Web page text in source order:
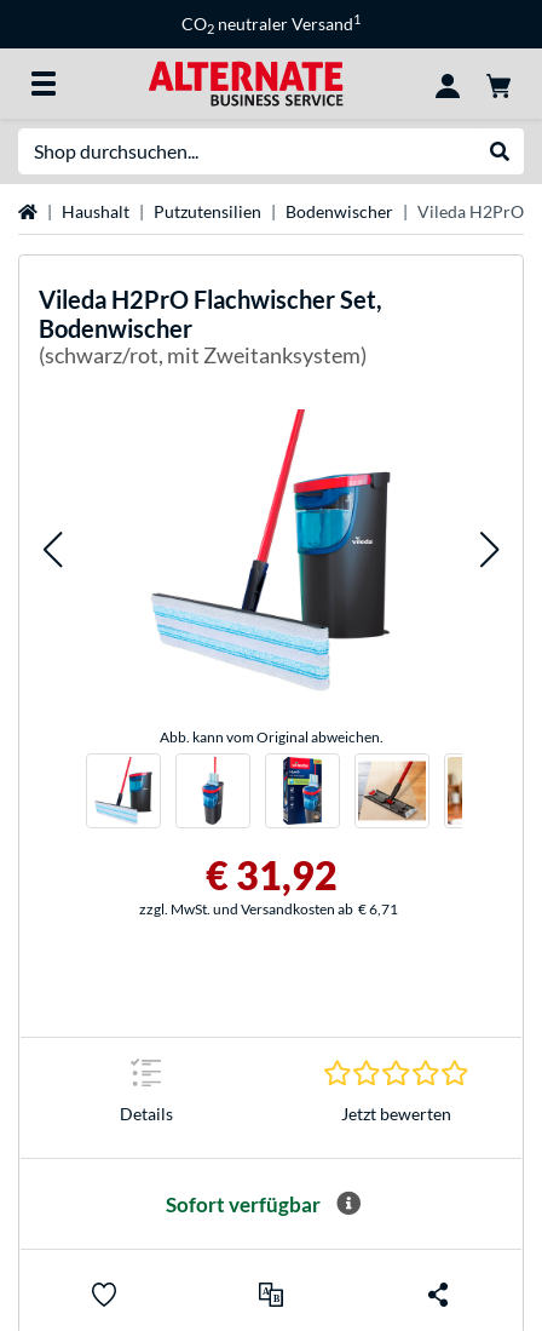
CO2 neutraler Versand1
StartseiteHaushalt Putzutensilien Bodenwischer Vileda H2PrO
Vileda H2PrO Flachwischer Set,
Bodenwischer
(schwarz/rot, mit Zweitanksystem)
Abb. kann vom Original abweichen.
€ 31,92
zzgl. MwSt. und Versandkosten ab € 6,71
Details Jetzt bewerten
Sofort verfügbar